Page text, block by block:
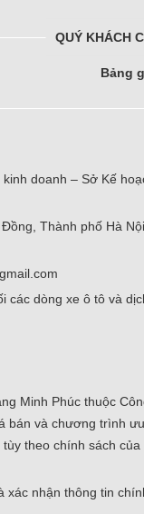
QUÝ KHÁCH
Bảng
doanh – Sở Kế
Thành phố Hà Nội,
các dòng xe ô tô và
Minh Phúc thuộc
bán và chương trình
theo chính sách của
xác nhận thông tin